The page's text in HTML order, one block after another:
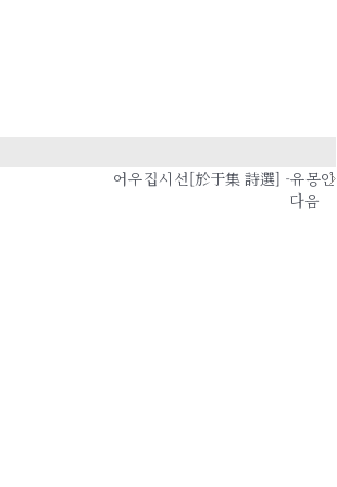
어우집시선[於于集 詩選] -유몽인
다음